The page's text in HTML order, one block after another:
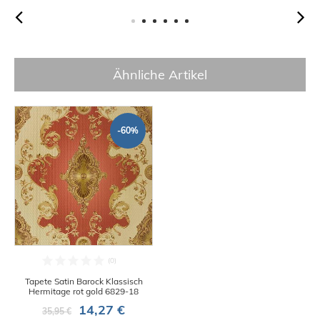
Ähnliche Artikel
-60%
Tapete Satin Barock Klassisch
Hermitage rot gold 6829-18
35,95 €
14,27 €